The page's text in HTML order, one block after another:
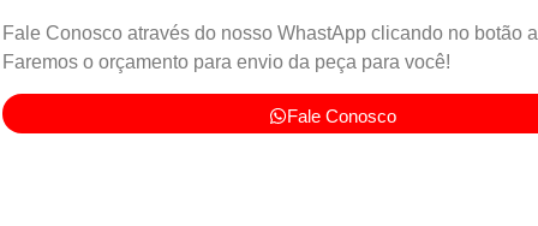
Fale Conosco através do nosso WhastApp clicando no botão
Faremos o orçamento para envio da peça para você!
Fale Conosco